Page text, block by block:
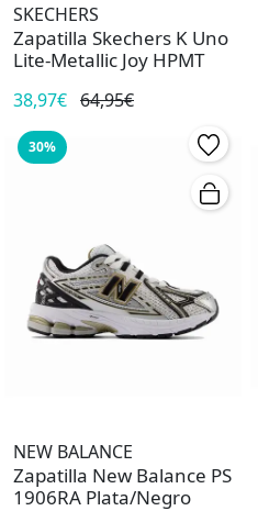
SKECHERS
Zapatilla Skechers K Uno
Lite-Metallic Joy HPMT
38,97€ 64,95€
30%
NEW BALANCE
Zapatilla New Balance PS
1906RA Plata/Negro